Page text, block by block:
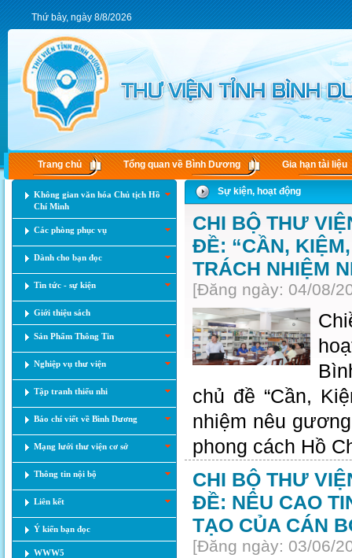
Thứ bảy, ngày 8/8/2026
Trang chủ Tổng quan về Bình Dương Gia hạn tài liệu
Không gian văn hóa Chủ tịch Hồ
Chí Minh
Các phòng phục vụ
Dành cho bạn đọc
Tin tức - sự kiện
Giới thiệu sách
Sản Phẩm Thông Tin
Nghiệp vụ thư viện
Tập tranh thiếu nhi
Báo chí viết về Bình Dương
Mạng lưới thư viện cơ sở
Thông tin nội bộ
Liên kết
Ý kiến bạn đọc
WWW5
Sự kiện, hoạt động
CHI BỘ THƯ
ĐỀ: “CẦN,
TRÁCH NHIỆM
[Đăng ngày: 04/08/
chủ đề “Cần,
nhiệm nêu
phong cách Hồ
CHI BỘ THƯ
ĐỀ: NÊU CAO
TẠO CỦA CÁN
[Đăng ngày: 03/06/